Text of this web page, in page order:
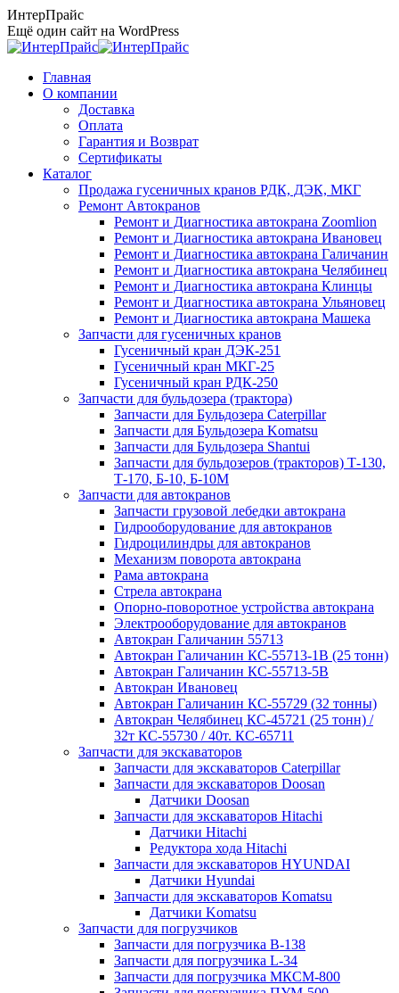
Перейти
к
содержанию
ИнтерПрайс
Ещё один сайт на WordPress
Главная
О компании
Доставка
Оплата
Гарантия и Возврат
Сертификаты
Каталог
Продажа гусеничных кранов РДК, ДЭК, МКГ
Ремонт Автокранов
Ремонт и Диагностика автокрана Zoomlion
Ремонт и Диагностика автокрана Ивановец
Ремонт и Диагностика автокрана Галичанин
Ремонт и Диагностика автокрана Челябинец
Ремонт и Диагностика автокрана Клинцы
Ремонт и Диагностика автокрана Ульяновец
Ремонт и Диагностика автокрана Машека
Запчасти для гусеничных кранов
Гусеничный кран ДЭК-251
Гусеничный кран МКГ-25
Гусеничный кран РДК-250
Запчасти для бульдозера (трактора)
Запчасти для Бульдозера Caterpillar
Запчасти для Бульдозера Komatsu
Запчасти для Бульдозера Shantui
Запчасти для бульдозеров (тракторов) Т-130,
Т-170, Б-10, Б-10М
Запчасти для автокранов
Запчасти грузовой лебедки автокрана
Гидрооборудование для автокранов
Гидроцилиндры для автокранов
Механизм поворота автокрана
Рама автокрана
Стрела автокрана
Опорно-поворотное устройства автокрана
Электрооборудование для автокранов
Автокран Галичанин 55713
Автокран Галичанин КС-55713-1В (25 тонн)
Автокран Галичанин КС-55713-5В
Автокран Ивановец
Автокран Галичанин КС-55729 (32 тонны)
Автокран Челябинец КС-45721 (25 тонн) /
32т КС-55730 / 40т. КС-65711
Запчасти для экскаваторов
Запчасти для экскаваторов Caterpillar
Запчасти для экскаваторов Doosan
Датчики Doosan
Запчасти для экскаваторов Hitachi
Датчики Hitachi
Редуктора хода Hitachi
Запчасти для экскаваторов HYUNDAI
Датчики Hyundai
Запчасти для экскаваторов Komatsu
Датчики Komatsu
Запчасти для погрузчиков
Запчасти для погрузчика B-138
Запчасти для погрузчика L-34
Запчасти для погрузчика МКСМ-800